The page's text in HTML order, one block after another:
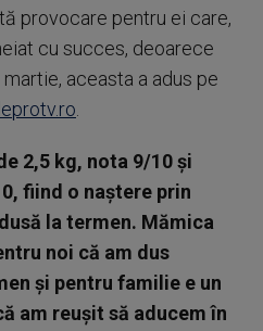
provocare pentru ei care,
cu succes, deoarece
aceasta a adus pe
2,5 kg, nota 9/10 și
fiind o naștere prin
la termen. Mămica
noi că am dus
și pentru familie e un
am reușit să aducem în